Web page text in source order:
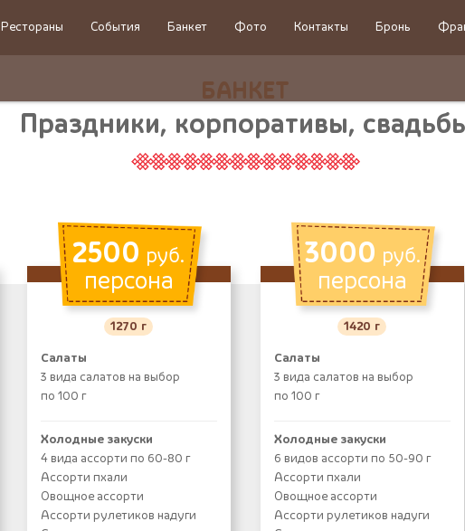
Рестораны События Банкет Фото Контакты Бронь
БАНКЕТ
Праздники, корпоративы,
2500 руб.
персона
1270 г
Салаты
3 вида салатов на выбор
по 100 г
Холодные закуски
4 вида ассорти по 60-80 г
Ассорти пхали
Овощное ассорти
Ассорти рулетиков надуги
3000 руб.
персона
1420 г
Салаты
3 вида салатов на выбор
по 100 г
Холодные закуски
6 видов ассорти по 50-90 г
Ассорти пхали
Овощное ассорти
Ассорти рулетиков надуги